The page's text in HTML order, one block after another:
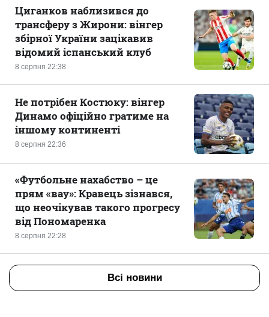
8 серпня 22:38
Циганков наблизився до
трансферу з Жирони: вінгер
збірної України зацікавив
відомий іспанський клуб
8 серпня 22:36
Не потрібен Костюку: вінгер
Динамо офіційно гратиме на
іншому континенті
8 серпня 22:28
«Футбольне нахабство – це
прям «вау»: Кравець зізнався,
що неочікував такого прогресу
від Пономаренка
Всі новини